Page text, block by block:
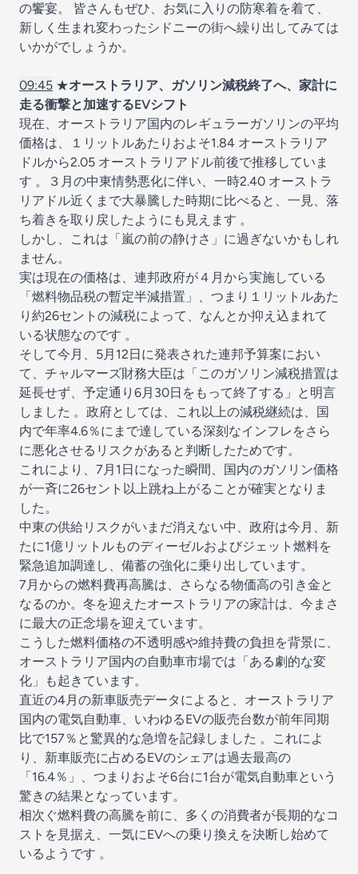
の饗宴。 皆さんもぜひ、お気に入りの防寒着を着て、
新しく生まれ変わったシドニーの街へ繰り出してみては
いかがでしょうか。
09:45 ★オーストラリア、ガソリン減税終了へ、家計に
走る衝撃と加速するEVシフト
現在、オーストラリア国内のレギュラーガソリンの平均
価格は、１リットルあたりおよそ1.84 オーストラリア
ドルから2.05 オーストラリアドル前後で推移していま
す 。３月の中東情勢悪化に伴い、一時2.40 オーストラ
リアドル近くまで大暴騰した時期に比べると、一見、落
ち着きを取り戻したようにも見えます 。
しかし、これは「嵐の前の静けさ」に過ぎないかもしれ
ません。
実は現在の価格は、連邦政府が４月から実施している
「燃料物品税の暫定半減措置」、つまり１リットルあた
り約26セントの減税によって、なんとか抑え込まれて
いる状態なのです 。
そして今月、5月12日に発表された連邦予算案におい
て、チャルマーズ財務大臣は「このガソリン減税措置は
延長せず、予定通り6月30日をもって終了する」と明言
しました 。政府としては、これ以上の減税継続は、国
内で年率4.6％にまで達している深刻なインフレをさら
に悪化させるリスクがあると判断したためです。
これにより、7月1日になった瞬間、国内のガソリン価格
が一斉に26セント以上跳ね上がることが確実となりま
した。
中東の供給リスクがいまだ消えない中、政府は今月、新
たに1億リットルものディーゼルおよびジェット燃料を
緊急追加調達し、備蓄の強化に乗り出しています。
7月からの燃料費再高騰は、さらなる物価高の引き金と
なるのか。冬を迎えたオーストラリアの家計は、今まさ
に最大の正念場を迎えています。
こうした燃料価格の不透明感や維持費の負担を背景に、
オーストラリア国内の自動車市場では「ある劇的な変
化」も起きています。
直近の4月の新車販売データによると、オーストラリア
国内の電気自動車、いわゆるEVの販売台数が前年同期
比で157％と驚異的な急増を記録しました 。これによ
り、新車販売に占めるEVのシェアは過去最高の
「16.4％」、つまりおよそ6台に1台が電気自動車という
驚きの結果となっています。
相次ぐ燃料費の高騰を前に、多くの消費者が長期的なコ
ストを見据え、一気にEVへの乗り換えを決断し始めて
いるようです 。